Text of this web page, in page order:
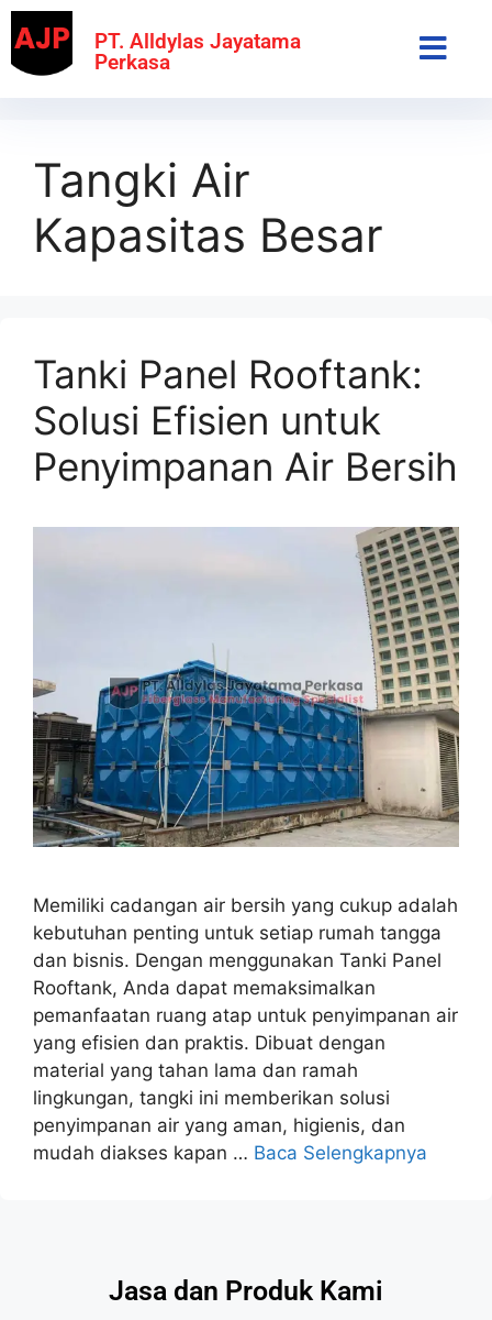
PT. Alldylas Jayatama
Perkasa
Tangki Air
Kapasitas Besar
Tanki Panel Rooftank:
Solusi Efisien untuk
Penyimpanan Air Bersih
Memiliki cadangan air bersih yang cukup adalah
kebutuhan penting untuk setiap rumah tangga
dan bisnis. Dengan menggunakan Tanki Panel
Rooftank, Anda dapat memaksimalkan
pemanfaatan ruang atap untuk penyimpanan air
yang efisien dan praktis. Dibuat dengan
material yang tahan lama dan ramah
lingkungan, tangki ini memberikan solusi
penyimpanan air yang aman, higienis, dan
mudah diakses kapan … Baca Selengkapnya
Jasa dan Produk Kami